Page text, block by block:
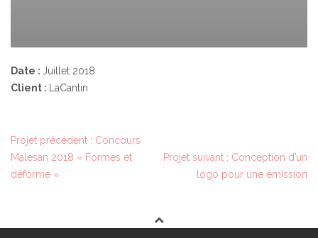
Date : Juillet 2018
Client : LaCantin
N
A
G
Projet précédent : Concours
Malesan 2018 « Formes et
déforme »
Projet suivant : Conception d’un
logo pour une émission